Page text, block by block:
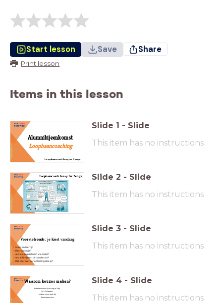
Start lesson Save Share
Print lesson
Items in this lesson
Alumnibijeenkomst
Loopbaancoaching
Loopbaancoach Jessy ter Denge
Slide 1 - Slide
This item has no instructions
Loopbaancoach Jessy ter Denge Slide 2 - Slide
This item has no instructions
Voorstelronde: je kiest vandaag
- Naam en leeftijd
- Waar woon je?
- Heb je een partner? wie is dat?
- Heb je kinderen of huisdieren?
- Wat voor werk of opleiding doe je?
Slide 3 - Slide
This item has no instructions
Waarom keuzes maken?
Puberteitscrisis (circa op je 18e)
30's Dilemma
Midlife crisis (half 40)
Pensioenscrisis
Slide 4 - Slide
This item has no instructions